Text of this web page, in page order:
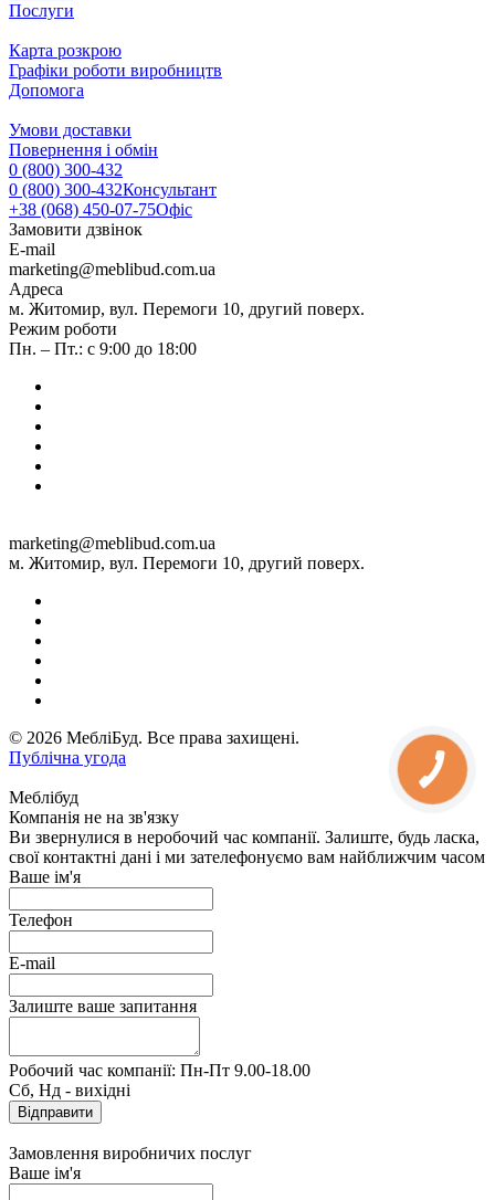
Послуги
Карта розкрою
Графіки роботи виробництв
Допомога
Умови доставки
Повернення і обмін
0 (800) 300-432
0 (800) 300-432Консультант
+38 (068) 450-07-75Офіс
Замовити дзвінок
E-mail
marketing@meblibud.com.ua
Адреса
м. Житомир, вул. Перемоги 10, другий поверх.
Режим роботи
Пн. – Пт.: с 9:00 до 18:00
marketing@meblibud.com.ua
м. Житомир, вул. Перемоги 10, другий поверх.
© 2026 МебліБуд. Все права захищені.
Публічна угода
Меблібуд
Компанія не на зв'язку
Ви звернулися в неробочий час компанії. Залиште, будь ласка,
свої контактні дані і ми зателефонуємо вам найближчим часом
Ваше ім'я
Телефон
E-mail
Залиште ваше запитання
Робочий час компанії: Пн-Пт 9.00-18.00
Сб, Нд - вихідні
Замовлення виробничих послуг
Ваше ім'я